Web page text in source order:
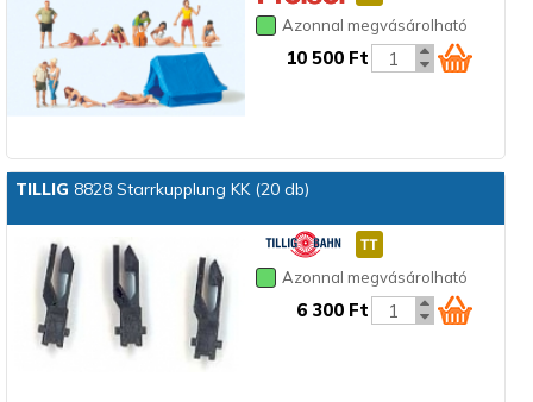
Azonnal megvásárolható
10 500 Ft
TILLIG 8828 Starrkupplung KK (20 db)
Azonnal megvásárolható
6 300 Ft